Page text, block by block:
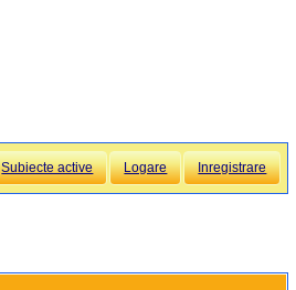
Subiecte active Logare Inregistrare